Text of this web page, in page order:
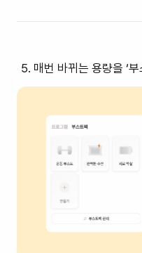
매번 바뀌는 용량을 ‘